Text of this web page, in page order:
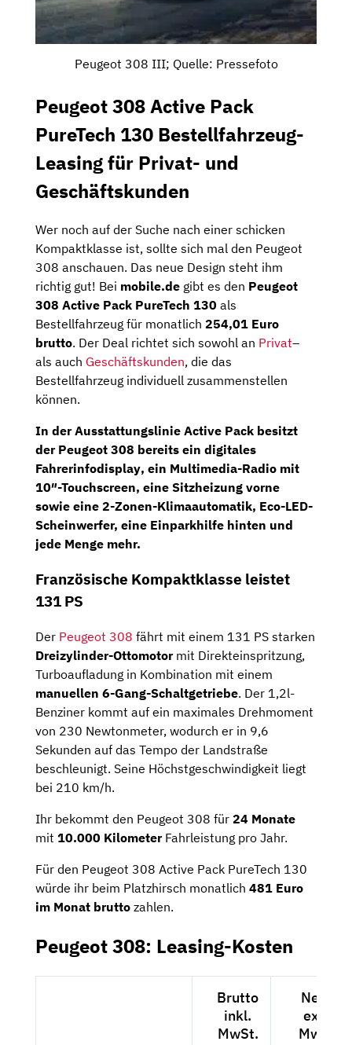
Peugeot 308 III; Quelle: Pressefoto
Peugeot 308 Active Pack
PureTech 130 Bestellfahrzeug-
Leasing für Privat- und
Geschäftskunden
Wer noch auf der Suche nach einer schicken
Kompaktklasse ist, sollte sich mal den Peugeot
308 anschauen. Das neue Design steht ihm
richtig gut! Bei mobile.de gibt es den Peugeot
308 Active Pack PureTech 130 als
Bestellfahrzeug für monatlich 254,01 Euro
brutto. Der Deal richtet sich sowohl an Privat–
als auch Geschäftskunden, die das
Bestellfahrzeug individuell zusammenstellen
können.
In der Ausstattungslinie Active Pack besitzt
der Peugeot 308 bereits ein digitales
Fahrerinfodisplay, ein Multimedia-Radio mit
10″-Touchscreen, eine Sitzheizung vorne
sowie eine 2-Zonen-Klimaautomatik, Eco-LED-
Scheinwerfer, eine Einparkhilfe hinten und
jede Menge mehr.
Französische Kompaktklasse leistet
131 PS
Der Peugeot 308 fährt mit einem 131 PS starken
Dreizylinder-Ottomotormit Direkteinspritzung,
Turboaufladung in Kombination mit einem
manuellen 6-Gang-Schaltgetriebe. Der 1,2l-
Benziner kommt auf ein maximales Drehmoment
von 230 Newtonmeter, wodurch er in 9,6
Sekunden auf das Tempo der Landstraße
beschleunigt. Seine Höchstgeschwindigkeit liegt
bei 210 km/h.
Ihr bekommt den Peugeot 308 für 24 Monate
mit 10.000 KilometerFahrleistung pro Jahr.
Für den Peugeot 308 Active Pack PureTech 130
würde ihr beim Platzhirsch monatlich 481 Euro
im Monat brutto zahlen.
Peugeot 308: Leasing-Kosten
Brutto
inkl.
MwSt.
Netto
exkl.
MwSt.